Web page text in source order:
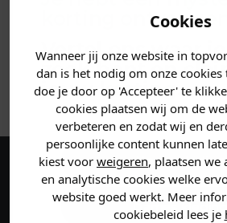
Cookies
Wanneer jij onze website in
dan is het nodig om onze cookies
doe je door op 'Accepteer' te
cookies plaatsen wij om de
verbeteren en zodat wij en
persoonlijke content kunnen
kiest voor weigeren, plaatsen we
en analytische cookies welke
website goed werkt. Meer
cookiebeleid lees je
ANDERE BESTELDEN OOK
Maak een account aan
korting op je eerste
korting ontvangen!
Vertel ons waar
zoek bent en
jouwkorting.
Heren kleding
Dames kleding